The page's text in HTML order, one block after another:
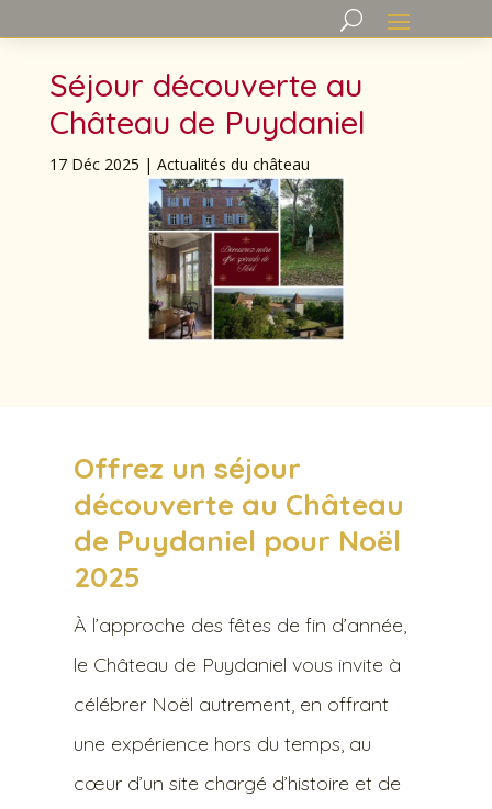
Séjour découverte au
Château de Puydaniel
17 Déc 2025 | Actualités du château
Offrez un séjour
découverte au Château
de Puydaniel pour Noël
2025
À l’approche des fêtes de fin d’année,
le Château de Puydaniel vous invite à
célébrer Noël autrement, en offrant
une expérience hors du temps, au
cœur d’un site chargé d’histoire et de